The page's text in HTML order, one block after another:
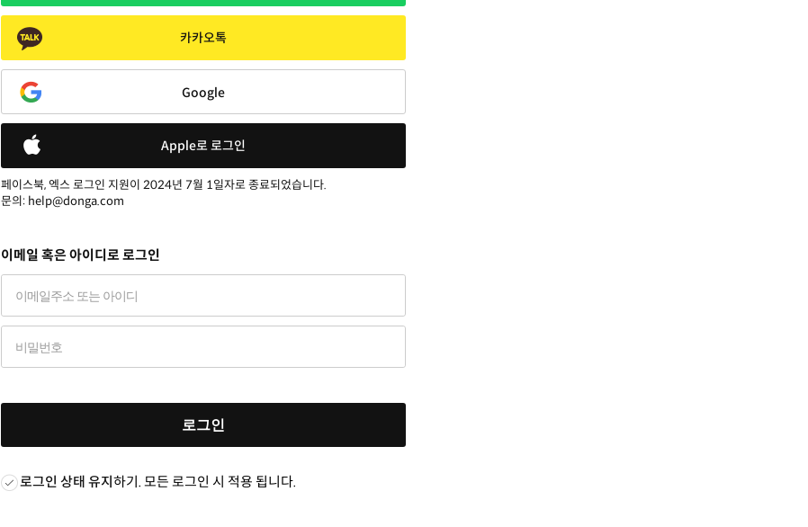
카카오톡
Google
Apple로 로그인
페이스북, 엑스 로그인 지원이 2024년 7월 1일자로 종료되었습니다.
문의: help@donga.com
이메일 혹은 아이디로 로그인
로그인
로그인 상태 유지하기. 모든 로그인 시 적용 됩니다.